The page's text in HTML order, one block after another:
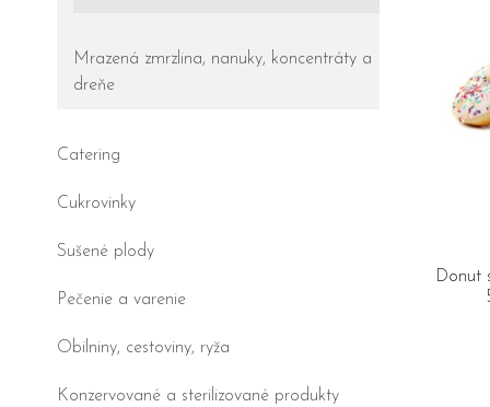
Mrazená zmrzlina, nanuky, koncentráty a
dreňe
Catering
Cukrovinky
Sušené plody
Pečenie a varenie
Obilniny, cestoviny, ryža
Konzervované a sterilizované produkty
Donut